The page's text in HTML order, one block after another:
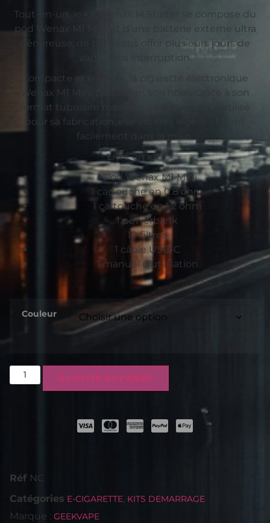
Tout-en-un, le kit Wenax M Starter se compose du
pod Wenax M1 Mini et d’une batterie externe ultra
généreuse, de quoi vous offrir plusieurs jours de
vape, sans interruption.
Compacte et élancée, la cigarette électronique
Wenax M1 Mini porte bien son nom. Grâce à son
format tubulaire mais aussi à l’aluminium utilisé
pour sa fabrication, elle est très légère et tient
facilement dans la main.
Livré en kit :
1 Pod Wenax M1 Mini
1 cartouche en 0.8 ohm
1 cartouche en 1.2 ohm
1 powerbank
10 filtres
1 câble USB-C
1 manuel d’utilisation
Couleur
AJOUTER AU PANIER
Réf NC
Catégories E-CIGARETTE, KITS DEMARRAGE
Marque : GEEKVAPE